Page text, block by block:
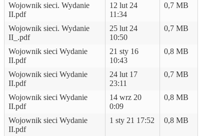
Wojownik sieci. Wydanie
II.pdf
12 lut 24
11:34
0,7 MB
Wojownik sieci. Wydanie
II_.pdf
25 lut 24
10:50
0,7 MB
Wojownik sieci Wydanie
II.pdf
21 sty 16
10:43
0,8 MB
Wojownik sieci Wydanie
II.pdf
24 lut 17
23:11
0,7 MB
Wojownik sieci Wydanie
II.pdf
14 wrz 20
0:09
0,8 MB
Wojownik sieci Wydanie
II.pdf
1 sty 21 17:52 0,8 MB